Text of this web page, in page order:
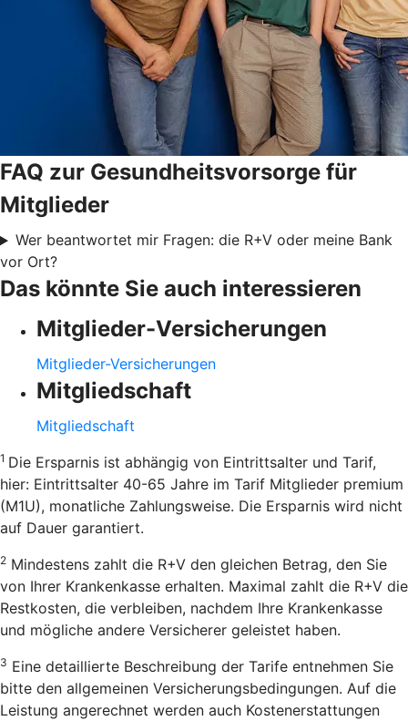
FAQ zur Gesundheitsvorsorge für
Mitglieder
Wer beantwortet mir Fragen: die R+V oder meine Bank
vor Ort?
Das könnte Sie auch interessieren
Mitglieder-Versicherungen
Mitglieder-Versicherungen
Mitgliedschaft
Mitgliedschaft
1 Die Ersparnis ist abhängig von Eintrittsalter und Tarif,
hier: Eintrittsalter 40-65 Jahre im Tarif Mitglieder premium
(M1U), monatliche Zahlungsweise. Die Ersparnis wird nicht
auf Dauer garantiert.
2 Mindestens zahlt die R+V den gleichen Betrag, den Sie
von Ihrer Krankenkasse erhalten. Maximal zahlt die R+V die
Restkosten, die verbleiben, nachdem Ihre Krankenkasse
und mögliche andere Versicherer geleistet haben.
3 Eine detaillierte Beschreibung der Tarife entnehmen Sie
bitte den allgemeinen Versicherungsbedingungen. Auf die
Leistung angerechnet werden auch Kostenerstattungen